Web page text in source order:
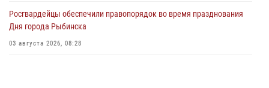
Росгвардейцы обеспечили правопорядок во время празднования
Дня города Рыбинска
03 августа 2026, 08:28